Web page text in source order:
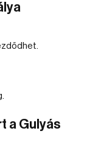
a Gulyás